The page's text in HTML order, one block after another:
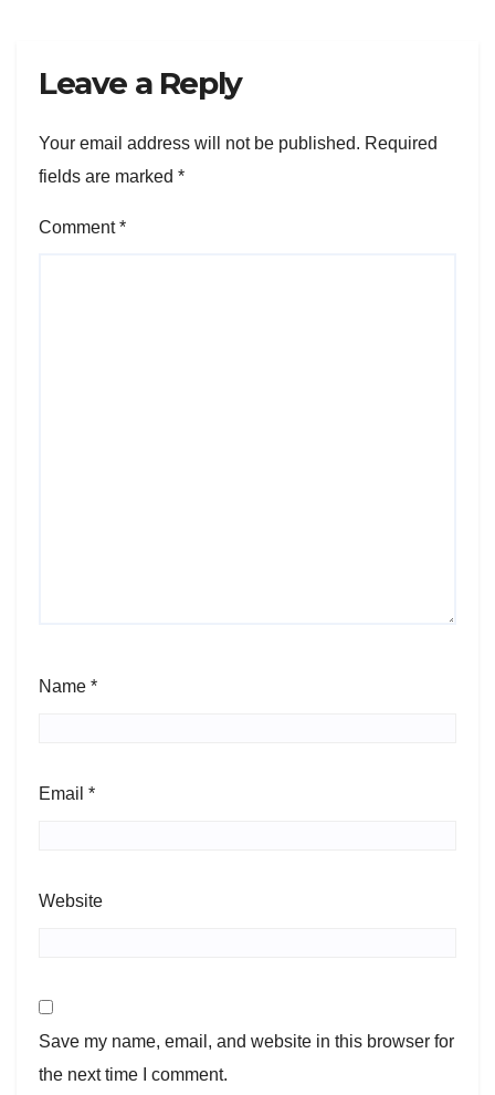
Leave a Reply
Your email address will not be published. Required
fields are marked *
Comment*
Name *
Email *
Website
Save my name, email, and website in this browser for
the next time I comment.